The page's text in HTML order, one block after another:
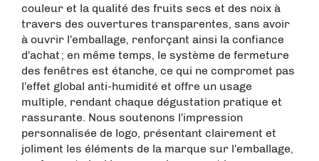
couleur et la qualité des fruits secs et des noix à
travers des ouvertures transparentes, sans avoir
à ouvrir l'emballage, renforçant ainsi la confiance
d'achat ; en même temps, le système de fermeture
des fenêtres est étanche, ce qui ne compromet pas
l'effet global anti-humidité et offre un usage
multiple, rendant chaque dégustation pratique et
rassurante. Nous soutenons l'impression
personnalisée de logo, présentant clairement et
joliment les éléments de la marque sur l'emballage,